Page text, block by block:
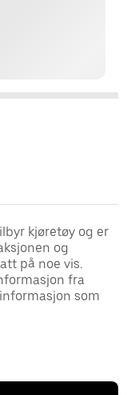
kjøretøy og er
og
på noe vis.
fra
som